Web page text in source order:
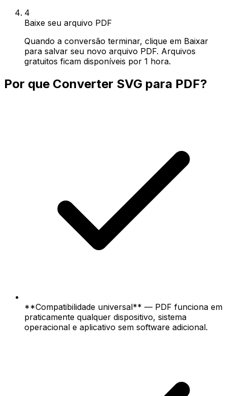
4
Baixe seu arquivo PDF
Quando a conversão terminar, clique em Baixar
para salvar seu novo arquivo PDF. Arquivos
gratuitos ficam disponíveis por 1 hora.
Por que Converter SVG para PDF?
**Compatibilidade universal** — PDF funciona em
praticamente qualquer dispositivo, sistema
operacional e aplicativo sem software adicional.